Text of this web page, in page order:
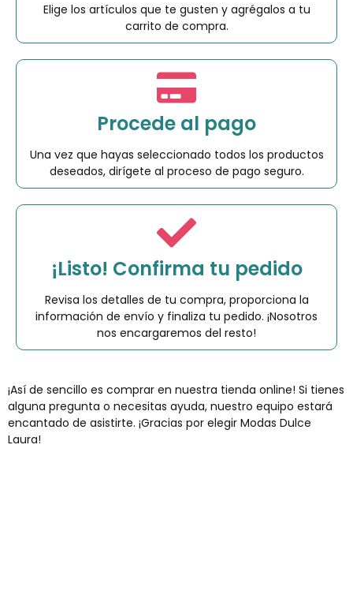
Elige los artículos que te gusten y agrégalos a tu
carrito de compra.
Procede al pago
Una vez que hayas seleccionado todos los productos
deseados, dirígete al proceso de pago seguro.
¡Listo! Confirma tu pedido
Revisa los detalles de tu compra, proporciona la
información de envío y finaliza tu pedido. ¡Nosotros
nos encargaremos del resto!
¡Así de sencillo es comprar en nuestra tienda online! Si tienes
alguna pregunta o necesitas ayuda, nuestro equipo estará
encantado de asistirte. ¡Gracias por elegir Modas Dulce
Laura!